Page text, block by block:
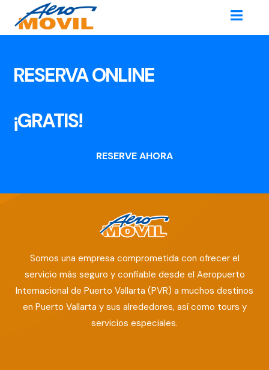
RESERVA ONLINE
¡GRATIS!
RESERVE AHORA
Somos una empresa comprometida con ofrecer el
servicio más seguro y confiable desde el Aeropuerto
Internacional de Puerto Vallarta (PVR) a muchos destinos
en Puerto Vallarta y sus alrededores, así como tours y
servicios especiales.